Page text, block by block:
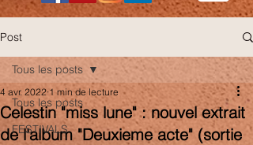
Post
Tous les posts
FESTIVALS
Tous les posts
Celestin "miss lune" : nouvel extrait
de l'album "Deuxieme acte" (sortie
4 avr. 2022 1 min de lecture